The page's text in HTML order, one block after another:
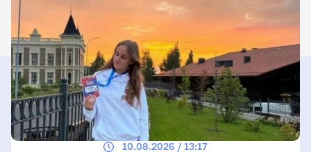
10.08.2026 / 13:17